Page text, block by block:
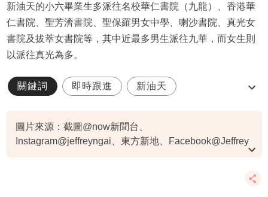
新油天的小六畢業生多派往名校華仁書院（九龍）、香港華
仁書院、聖芳濟書院、聖保羅男女中學、喇沙書院、真光女
書院及拔萃女書院等，其中近最多男生派往九華，而女生則
以派往真光為多。
關鍵詞 即時跟進 新油天
圖片來源：截圖@now新聞台、
Instagram@jeffreyngai、東方新地、Facebook@Jeffrey